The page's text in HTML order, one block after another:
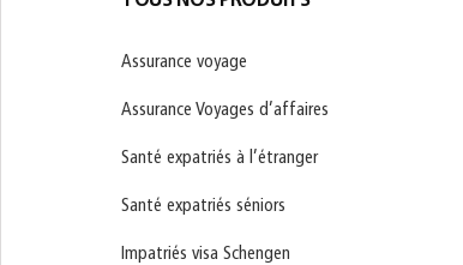
Assurance voyage
Assurance Voyages d’affaires
Santé expatriés à l’étranger
Santé expatriés séniors
Impatriés visa Schengen